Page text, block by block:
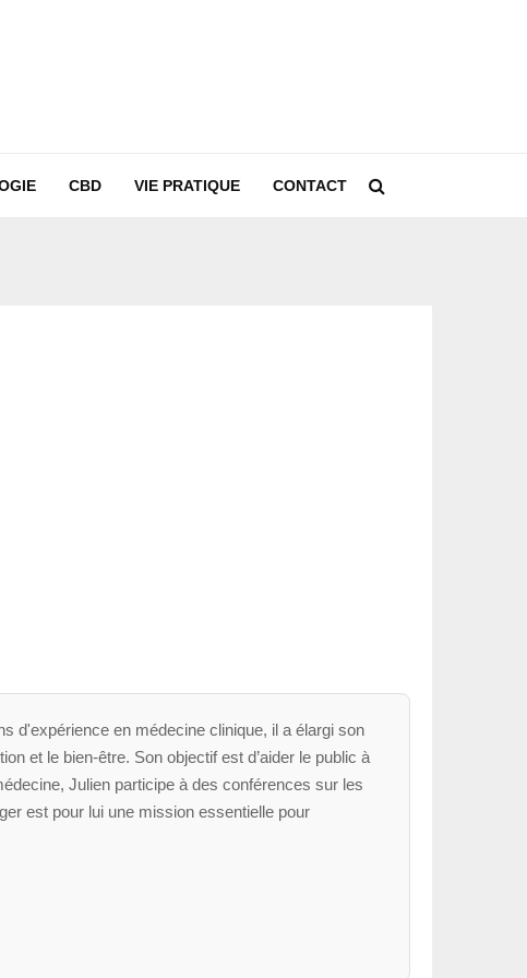
CBD VIE PRATIQUE CONTACT
d'expérience en médecine clinique, il a élargi son
et le bien-être. Son objectif est d’aider le public à
Julien participe à des conférences sur les
est pour lui une mission essentielle pour